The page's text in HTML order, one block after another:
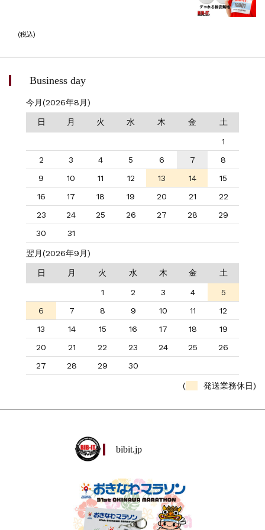
(税込)
Business day
今月(2026年8月)
日 月 火 水 木 金 土
1
2
3 4 5 6 7
8
9
10 11 12 13 14
15
16
17 18 19 20 21
22
23
24 25 26 27 28
29
30
31
翌月(2026年9月)
日 月 火 水 木 金 土
1 2 3 4
5
6
7 8 9 10 11
12
13
14 15 16 17 18
19
20
21 22 23 24 25
26
27
28 29 30
( 発送業務休日)
bibit.jp